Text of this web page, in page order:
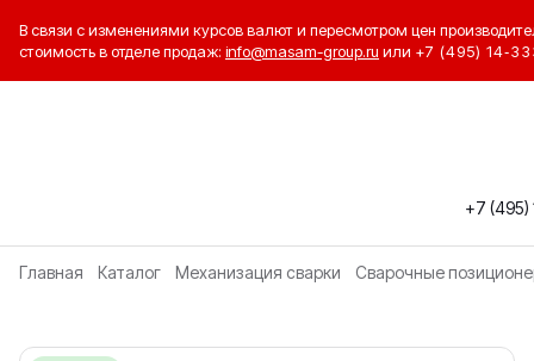
В связи с изменениями курсов валют и пересмотром цен
стоимость в отделе продаж: info@masam-group.ru или +7 (495)
+7 (495)
Главная Каталог Механизация сварки Сварочные